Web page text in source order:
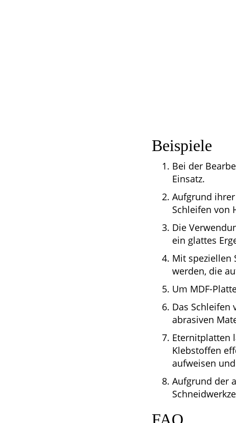
Beispiele
Bei der
Einsatz.
Aufgrund
Schleifen von
Die
ein glattes
Mit speziellen
werden, die
Um MDF-
Das Schleifen
abrasiven
Eternitplatten
Klebstoffen
aufweisen
Aufgrund der